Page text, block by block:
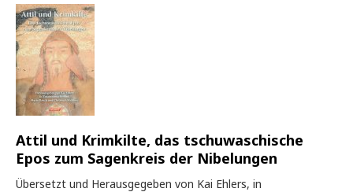
Attil und Krimkilte, das tschuwaschische
Epos zum Sagenkreis der Nibelungen
Übersetzt und Herausgegeben von Kai Ehlers, in